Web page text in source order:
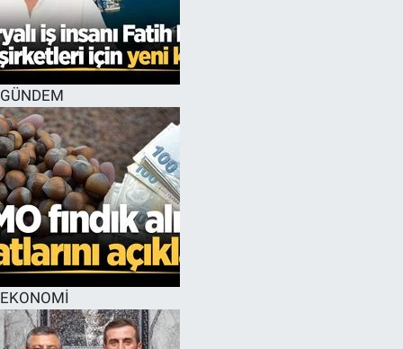
GÜNDEM
EKONOMİ